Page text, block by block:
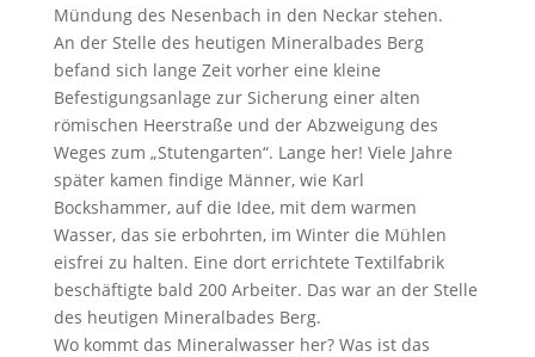
Mündung des Nesenbach in den Neckar stehen.
An der Stelle des heutigen Mineralbades Berg
befand sich lange Zeit vorher eine kleine
Befestigungsanlage zur Sicherung einer alten
römischen Heerstraße und der Abzweigung des
Weges zum „Stutengarten“. Lange her! Viele Jahre
später kamen findige Männer, wie Karl
Bockshammer, auf die Idee, mit dem warmen
Wasser, das sie erbohrten, im Winter die Mühlen
eisfrei zu halten. Eine dort errichtete Textilfabrik
beschäftigte bald 200 Arbeiter. Das war an der Stelle
des heutigen Mineralbades Berg.
Wo kommt das Mineralwasser her? Was ist das